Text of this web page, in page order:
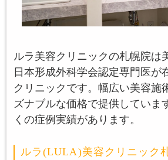
ルラ美容クリニックの札幌院は
日本形成外科学会認定専門医が
クリニックです。幅広い美容施
ズナブルな価格で提供していま
くの症例実績があります。
ルラ(LULA)美容クリニック